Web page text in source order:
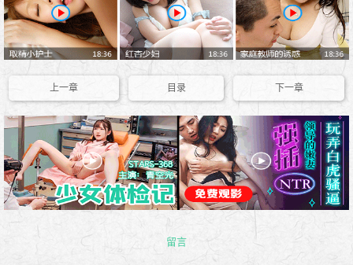
上一章 目录 下一章
留言